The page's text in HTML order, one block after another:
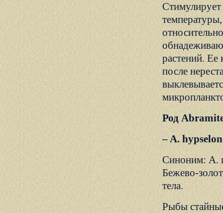
растений. Ее
после
Род
– A.
Синоним: A.
Бежево-
тела.
Рыбы